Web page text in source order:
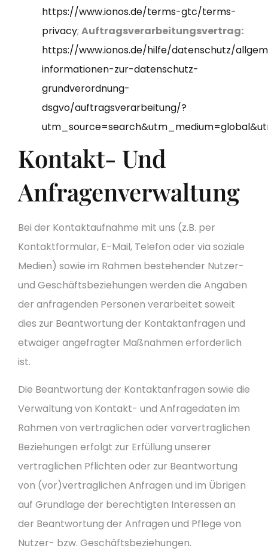
https://www.ionos.de/terms-gtc/terms-
privacy; Auftragsverarbeitungsvertrag:
https://www.ionos.de/hilfe/datenschutz/
informationen-zur-datenschutz-
grundverordnung-
dsgvo/auftragsverarbeitung/?
Kontakt- Und
Anfragenverwaltung
Bei der Kontaktaufnahme mit uns (z.B. per
Kontaktformular, E-Mail, Telefon oder via soziale
Medien) sowie im Rahmen bestehender Nutzer-
und Geschäftsbeziehungen werden die Angaben
der anfragenden Personen verarbeitet soweit
dies zur Beantwortung der Kontaktanfragen und
etwaiger angefragter Maßnahmen erforderlich
ist.
Die Beantwortung der Kontaktanfragen sowie die
Verwaltung von Kontakt- und Anfragedaten im
Rahmen von vertraglichen oder vorvertraglichen
Beziehungen erfolgt zur Erfüllung unserer
vertraglichen Pflichten oder zur Beantwortung
von (vor)vertraglichen Anfragen und im Übrigen
auf Grundlage der berechtigten Interessen an
der Beantwortung der Anfragen und Pflege von
Nutzer- bzw. Geschäftsbeziehungen.